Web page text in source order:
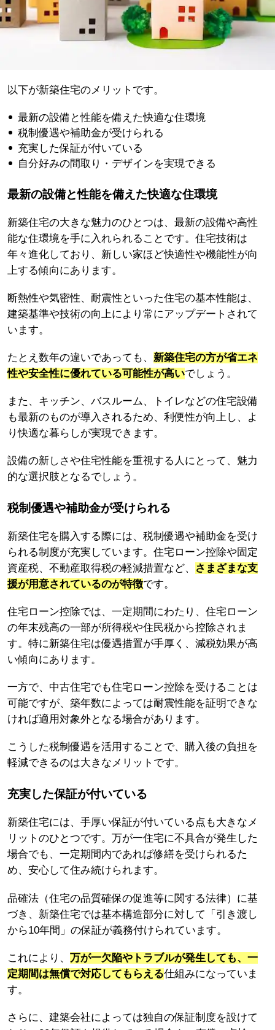
以下が新築住宅のメリットです。
最新の設備と性能を備えた快適な住環境
税制優遇や補助金が受けられる
充実した保証が付いている
自分好みの間取り・デザインを実現できる
最新の設備と性能を備えた快適な住環境
新築住宅の大きな魅力のひとつは、最新の設備や高性
能な住環境を手に入れられることです。住宅技術は
年々進化しており、新しい家ほど快適性や機能性が向
上する傾向にあります。
断熱性や気密性、耐震性といった住宅の基本性能は、
建築基準や技術の向上により常にアップデートされて
います。
たとえ数年の違いであっても、 新築住宅の方が省エネ
性や安全性に優れている可能性が高いでしょう。
また、キッチン、バスルーム、トイレなどの住宅設備
も最新のものが導入されるため、利便性が向上し、よ
り快適な暮らしが実現できます。
設備の新しさや住宅性能を重視する人にとって、魅力
的な選択肢となるでしょう。
税制優遇や補助金が受けられる
新築住宅を購入する際には、税制優遇や補助金を受け
られる制度が充実しています。住宅ローン控除や固定
資産税、不動産取得税の軽減措置など、
さまざまな支
援が用意されているのが特徴です。
住宅ローン控除では、一定期間にわたり、住宅ローン
の年末残高の一部が所得税や住民税から控除されま
す。特に新築住宅は優遇措置が手厚く、減税効果が高
い傾向にあります。
一方で、中古住宅でも住宅ローン控除を受けることは
可能ですが、築年数によっては耐震性能を証明できな
ければ適用対象外となる場合があります。
こうした税制優遇を活用することで、購入後の負担を
軽減できるのは大きなメリットです。
充実した保証が付いている
新築住宅には、手厚い保証が付いている点も大きなメ
リットのひとつです。万が一住宅に不具合が発生した
場合でも、一定期間内であれば修繕を受けられるた
め、安心して住み続けられます。
品確法（住宅の品質確保の促進等に関する法律）に基
づき、新築住宅では基本構造部分に対して「引き渡し
から10年間」の保証が義務付けられています。
これにより、 万が一欠陥やトラブルが発生しても、一
定期間は無償で対応してもらえる仕組みになっていま
す。
さらに、建築会社によっては独自の保証制度を設けて